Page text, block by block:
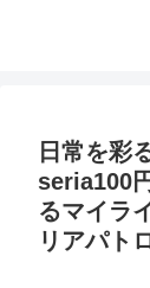
日常を彩
seria100
るマイラ
リアパト